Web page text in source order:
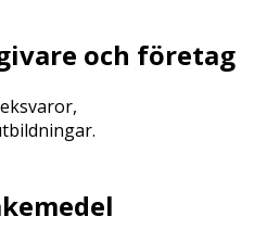
och företag